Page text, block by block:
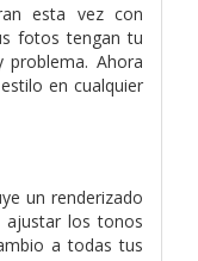
esta vez con
fotos tengan tu
Ahora
en cualquier
un renderizado
los tonos
a todas tus